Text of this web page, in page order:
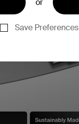
or
Save Preferences